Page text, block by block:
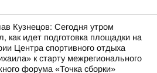
Кузнецов: Сегодня утром
как идет подготовка площадки на
Центра спортивного отдыха
к старту межрегионального
форума «Точка сборки»